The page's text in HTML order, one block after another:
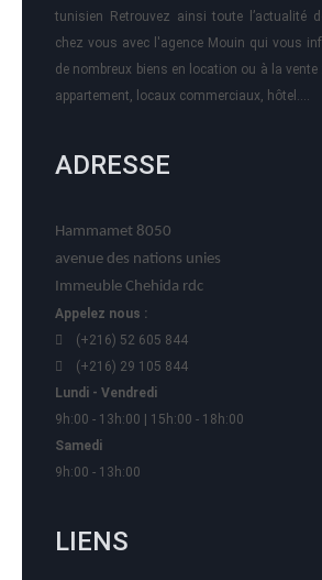
tunisien Retrouvez ainsi toute l’actualité
chez vous avec l'agence Mouin qui vous
de nombreux biens en location ou à la
appartement, locaux commerciaux, hôtel….
ADRESSE
Hammamet 8050
avenue des nations unies
Immeuble Chehida rdc
Appelez nous :
(+216) 52 605 844
(+216) 29 105 844
Lundi - Vendredi
9h:00 - 13h:00 | 15h:00 - 18h:00
Samedi
9h:00 - 13h:00
LIENS